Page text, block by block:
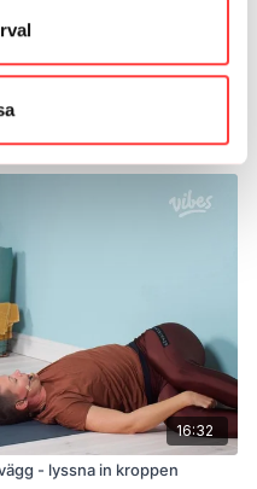
16:32
- lyssna in kroppen